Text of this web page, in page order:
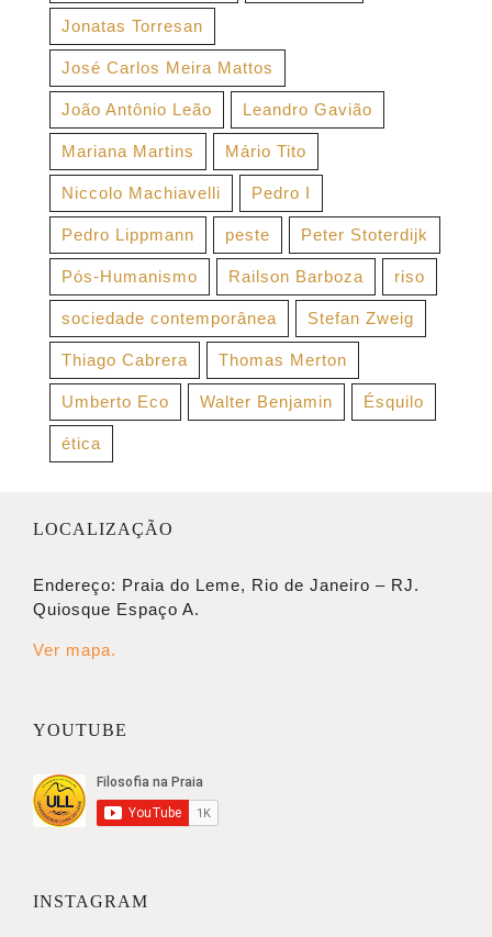
Jonatas Torresan
José Carlos Meira Mattos
João Antônio Leão Leandro Gavião
Mariana Martins Mário Tito
Niccolo Machiavelli Pedro I
Pedro Lippmann peste Peter Stoterdijk
Pós-Humanismo Railson Barboza riso
sociedade contemporânea Stefan Zweig
Thiago Cabrera Thomas Merton
Umberto Eco Walter Benjamin Ésquilo
ética
LOCALIZAÇÃO
Endereço: Praia do Leme, Rio de Janeiro – RJ.
Quiosque Espaço A.
Ver mapa.
YOUTUBE
INSTAGRAM